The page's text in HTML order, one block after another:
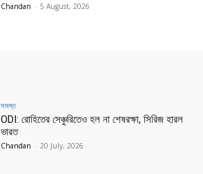
Chandan - 5 August, 2026
সমস্ত
ODI: রোহিতের সেঞ্চুরিতেও হল না শেষরক্ষা, সিরিজ হারল
ভারত
Chandan - 20 July, 2026